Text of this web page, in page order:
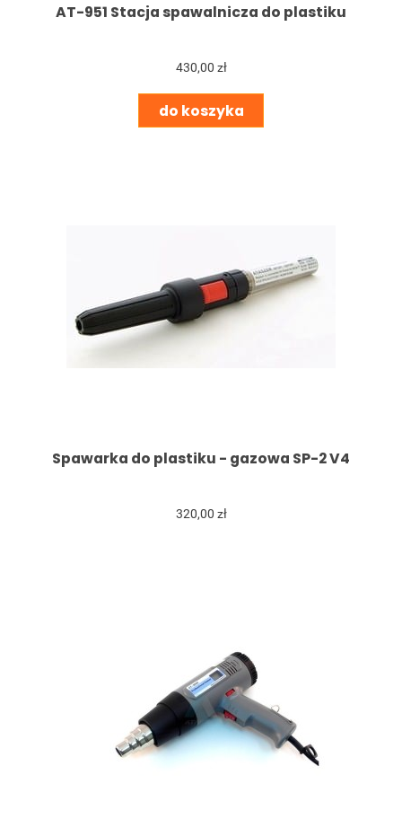
AT-951 Stacja spawalnicza do plastiku
430,00 zł
do koszyka
Spawarka do plastiku - gazowa SP-2 V4
320,00 zł